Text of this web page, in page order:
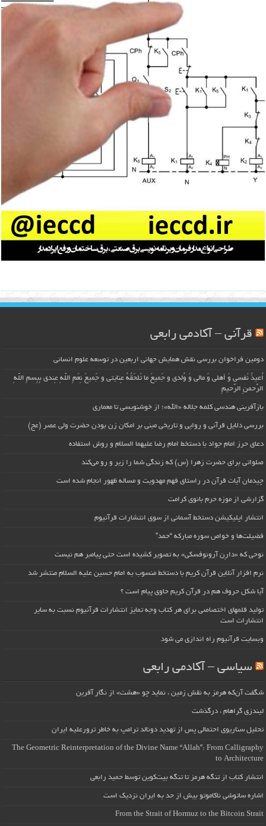
قرآنی – آکادمی رابعی
دومین فراخوان بررسی نقش همایش جهانی اربعین در توسعه علوم انسانی
اُعیذُ نَفسی وَ أهلی وَ مالی وَ وُلدی و جَمیعَ ما تَلحَقُهُ عِنایتی و جَمیعَ نِعَمِ اللّهِ عِندی بِبِسمِ اللّهِ
الرَّحمنِ الرَّحیمِ
بازآفرینی هندسی کلمه جلاله «الله»؛ از خوشنویسی تا معماری
بررسی دلایل قرآنی و روایی و تاریخی مبنی بر امکان زن بودن حضرت ولی عصر (عج)
دعای حرز امام جواد با دستخط امام رضا علیهما السلام و روش استفاده
صلواتی برای حضرت زهرا (س) که زندگی شما را زیر و رو می‌کند
چیدمان آیات قرآن در راستای فهم مهدویت و مساله ظهور انجام شده است
گزارشی از موزه حرم بانوی کرامت
انتشار اپلیکیشن دستخط آسمانی از سوی انتشارات قرآنیوم
فضیلت‌ها و خواص سوره مبارکه “حمد”
نوحی که «دارِن آرونوفسکی» به تصویر کشیده است حتی پیامبر هم نیست
نرم افزار آنلاین قرآن کریم با دستخط منسوب به امام حسین علیه السلام منتشر شد
آیا شکل حروف هم در قرآن کریم حاوی پیام است ؟
تولید قلمهای اختصاصی برای هر کتاب وجه تمایز انتشارات قرآنیوم نسبت به سایر
انتشارات است
وبسایت قرآنیوم راه اندازی می شود
سیاسی – آکادمی رابعی
شگفت آن‌که هرمز به نقش زمین ، نماید چو «هشت» از نگار آفرین
لیندزی گراهام ، درگذشت
تحلیل سناریوی احتمالی پس از تهدید دونالد ترامپ به خاطر ترورعلیه ایران
The Geometric Reinterpretation of the Divine Name “Allah”: From Calligraphy
to Architecture
انتشار کتاب از تنگه هرمز تا تنگه بیت‌کوین توسط حمید رابعی
اشاره ساتوشی ناکاموتو بیش از حد به ایران نزدیک است
From the Strait of Hormuz to the Bitcoin Strait